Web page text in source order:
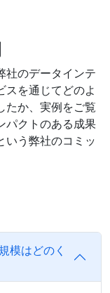
社のデータインテ
スを通じてどのよ
たか、実例をご覧
パクトのある成果
いう弊社のコミッ
模はどのく